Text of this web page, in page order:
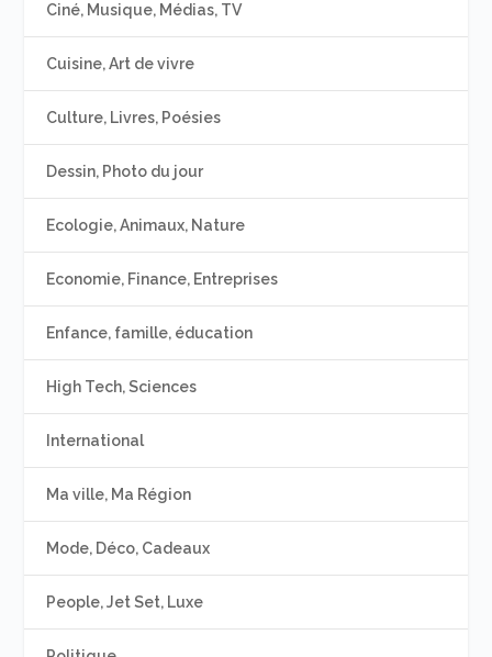
Ciné, Musique, Médias, TV
Cuisine, Art de vivre
Culture, Livres, Poésies
Dessin, Photo du jour
Ecologie, Animaux, Nature
Economie, Finance, Entreprises
Enfance, famille, éducation
High Tech, Sciences
International
Ma ville, Ma Région
Mode, Déco, Cadeaux
People, Jet Set, Luxe